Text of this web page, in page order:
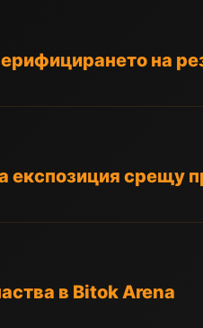
на
срещу
в Bitok Arena